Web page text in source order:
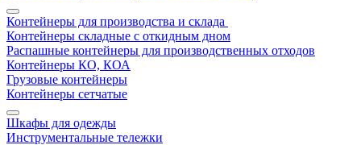
Контейнеры для производства и склада
Контейнеры складные с откидным дном
Распашные контейнеры для производственных отходов
Контейнеры КО, КОА
Грузовые контейнеры
Контейнеры сетчатые
Шкафы для одежды
Инструментальные тележки